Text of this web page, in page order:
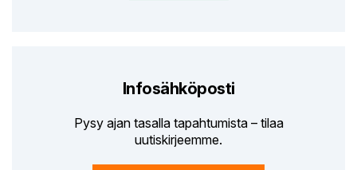
Infosähköposti
Pysy ajan tasalla tapahtumista – tilaa
uutiskirjeemme.